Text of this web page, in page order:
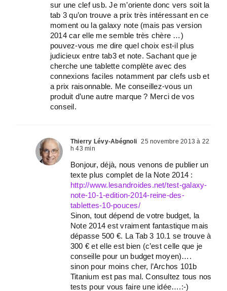
sur une clef usb. Je m’oriente donc vers soit la
tab 3 qu’on trouve a prix très intéressant en ce
moment ou la galaxy note (mais pas version
2014 car elle me semble très chère …)
pouvez-vous me dire quel choix est-il plus
judicieux entre tab3 et note. Sachant que je
cherche une tablette complète avec des
connexions faciles notamment par clefs usb et
a prix raisonnable. Me conseillez-vous un
produit d’une autre marque ? Merci de vos
conseil.
Thierry Lévy-Abégnoli 25 novembre 2013 à 22
h 43 min
Bonjour, déjà, nous venons de publier un
texte plus complet de la Note 2014 :
http://www.lesandroides.net/test-galaxy-
note-10-1-edition-2014-reine-des-
tablettes-10-pouces/
Sinon, tout dépend de votre budget, la
Note 2014 est vraiment fantastique mais
dépasse 500 €. La Tab 3 10.1 se trouve à
300 € et elle est bien (c’est celle que je
conseille pour un budget moyen)….
sinon pour moins cher, l’Archos 101b
Titanium est pas mal. Consultez tous nos
tests pour vous faire une idée….:-)